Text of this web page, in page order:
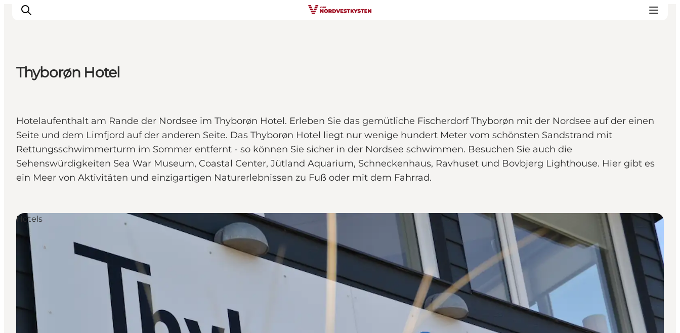
Events
Unterkunft
Mach deine Urlaubsplanung
Thyborøn Hotel
Hotelaufenthalt am Rande der Nordsee im Thyborøn Hotel. Erleben Sie das gemütliche Fischerdorf Thyborøn mit der Nordsee auf der einen
Seite und dem Limfjord auf der anderen Seite. Das Thyborøn Hotel liegt nur wenige hundert Meter vom schönsten Sandstrand mit
Rettungsschwimmerturm im Sommer entfernt - so können Sie sicher in der Nordsee schwimmen. Besuchen Sie auch die
Sehenswürdigkeiten Sea War Museum, Coastal Center, Jütland Aquarium, Schneckenhaus, Ravhuset und Bovbjerg Lighthouse. Hier gibt es
ein Meer von Aktivitäten und einzigartigen Naturerlebnissen zu Fuß oder mit dem Fahrrad.
Hotels